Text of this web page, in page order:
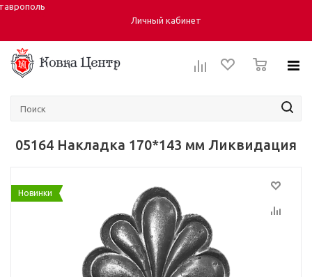
Личный кабинет
05164 Накладка 170*143 мм Ликвидация
Новинки